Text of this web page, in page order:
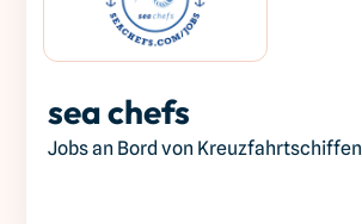
sea chefs
Jobs an Bord von Kreuzfahrtschiffen